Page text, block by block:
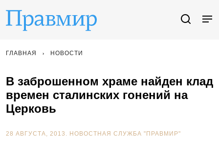
ГЛАВНАЯ НОВОСТИ
В заброшенном храме найден клад
времен сталинских гонений на
Церковь
28 АВГУСТА, 2013. НОВОСТНАЯ СЛУЖБА "ПРАВМИР"